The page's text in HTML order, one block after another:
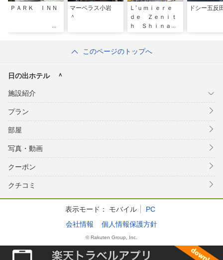
ＰＡＲＫ ＩＮＮ
マーベラス小岩
＾
Ｌ’ｕｍｉｅｒｅ
ｄｅ Ｚｅｎｉｔ
ｈ Ｓｈｉｎａｇ
ドシー五反
このページのトップへ
日の出ホテル ＾
施設紹介
プラン
部屋
写真・動画
クーポン
クチコミ
表示モード： モバイル
PC
会社情報
個人情報保護方針
© Rakuten Group, Inc.